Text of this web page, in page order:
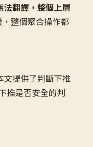
法翻譯，整個上層
整個聚合操作都
文提供了判斷下推
是否安全的判